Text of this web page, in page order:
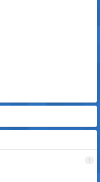
1